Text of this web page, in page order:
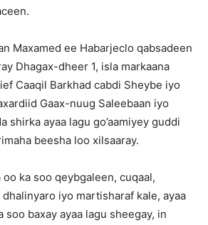
Maxamed ee Habarjeclo qabsadeen
Dhagax-dheer 1, isla markaana
Caaqil Barkhad cabdi Sheybe iyo
Gaax-nuug Saleebaan iyo
shirka ayaa lagu go’aamiyey guddi
beesha loo xilsaaray.
ka soo qeybgaleen, cuqaal,
iyo martisharaf kale, ayaa
soo baxay ayaa lagu sheegay, in